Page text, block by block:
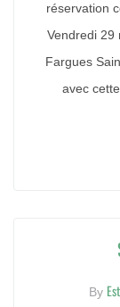
réservation
Vendredi 29
Fargues
avec
By